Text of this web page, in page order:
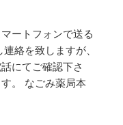
ートフォンで送る
絡を致しますが、
にてご確認下さ
。 なごみ薬局本